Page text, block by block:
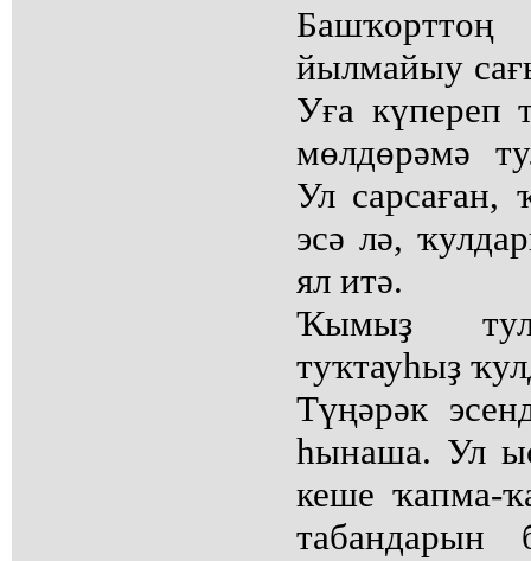
йылмайыу
Уға күпереп
мөлдөрәмә
Ул сарсаған,
эсә лә,
ял итә.
Ҡымыҙ
туҡтауһыҙ
Түңәрәк
һынаша. Ул
кеше ҡапма-
табандарын